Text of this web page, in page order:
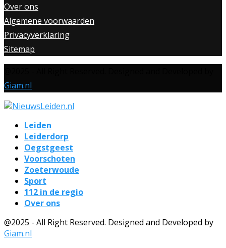
Over ons
Algemene voorwaarden
Privacyverklaring
Sitemap
Giam.nl
Leiden
Leiderdorp
Oegstgeest
Voorschoten
Zoeterwoude
Sport
112 in de regio
Over ons
@2025 - All Right Reserved. Designed and Developed by
Giam.nl